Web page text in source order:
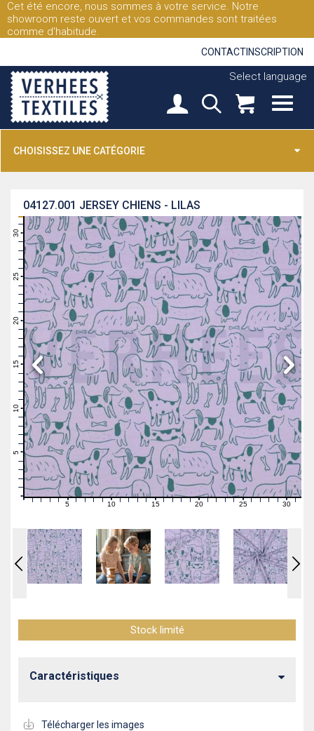
Cet été encore, nous sommes à votre service. Notre
showroom reste ouvert et vos commandes sont traitées
comme d'habitude.
CONTACT INSCRIPTION
Select language
CHOISISSEZ UNE CATÉGORIE
JERSEY CHIENS - LILAS
04127.001
0
2
3
5
6
7
8
10
11
12
13
16
18
19
20
21
23
25
26
27
28
29
30
0 1 2 3 4 5 6 7 89 101112131415 1617181920212223242526272829 30 31
Stock limité
Caractéristiques
Télécharger les images